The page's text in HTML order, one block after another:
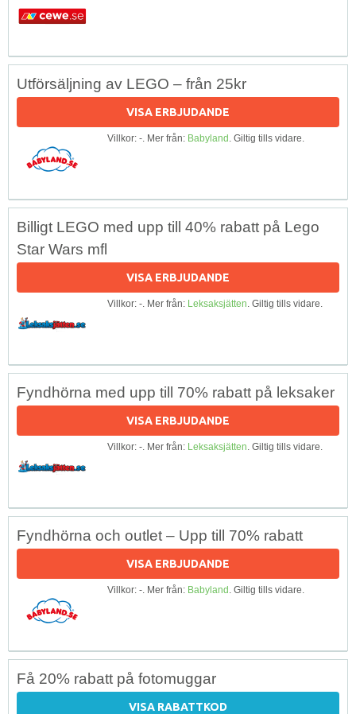
Utförsäljning av LEGO – från 25kr
VISA ERBJUDANDE
Villkor: -. Mer från: Babyland. Giltig tills vidare.
Billigt LEGO med upp till 40% rabatt på Lego
Star Wars mfl
VISA ERBJUDANDE
Villkor: -. Mer från: Leksaksjätten. Giltig tills vidare.
Fyndhörna med upp till 70% rabatt på leksaker
VISA ERBJUDANDE
Villkor: -. Mer från: Leksaksjätten. Giltig tills vidare.
Fyndhörna och outlet – Upp till 70% rabatt
VISA ERBJUDANDE
Villkor: -. Mer från: Babyland. Giltig tills vidare.
Få 20% rabatt på fotomuggar
VISA RABATTKOD